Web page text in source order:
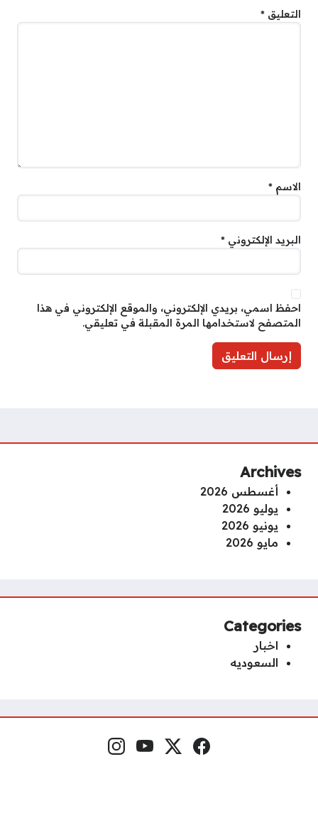
التعليق *
الاسم *
البريد الإلكتروني *
احفظ اسمي، بريدي الإلكتروني، والموقع الإلكتروني في هذا
المتصفح لاستخدامها المرة المقبلة في تعليقي.
Archives
أغسطس 2026
يوليو 2026
يونيو 2026
مايو 2026
Categories
اخبار
السعوديه
Social Links Facebook
x.com
YouTube
Instagram